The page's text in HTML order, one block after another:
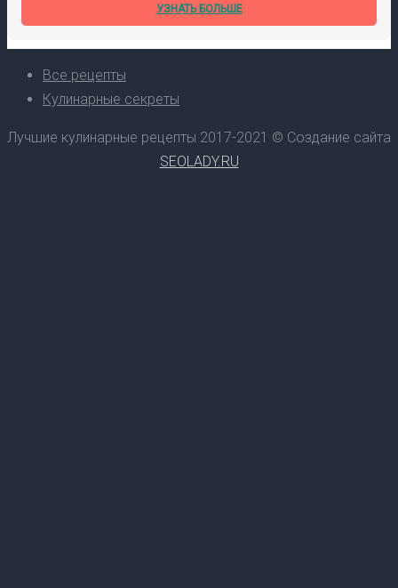
УЗНАТЬ БОЛЬШЕ
Все рецепты
Кулинарные секреты
Лучшие кулинарные рецепты 2017-2021 © Создание сайта
SEOLADY.RU